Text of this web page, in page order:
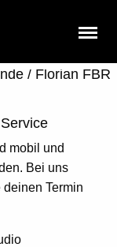
mobil und
Bei uns
Termin